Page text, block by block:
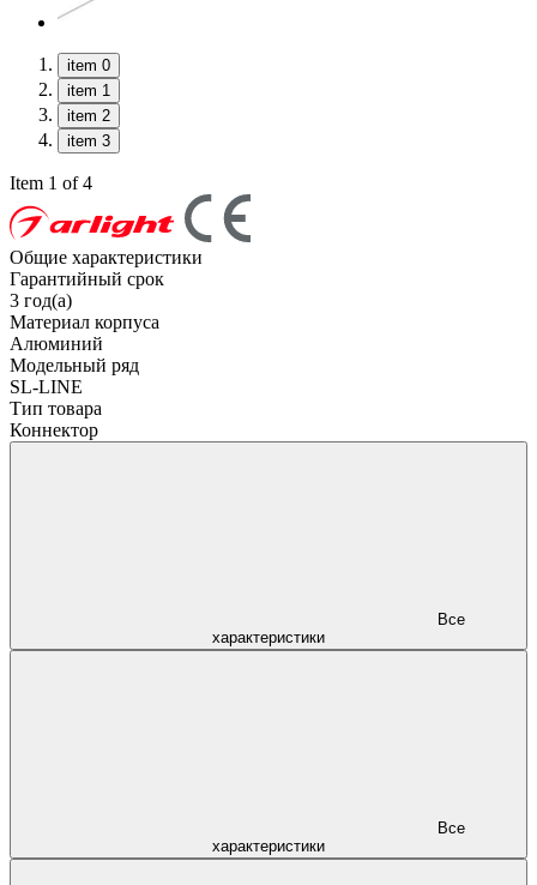
item 0
item 1
item 2
item 3
Item 1 of 4
Общие характеристики
Гарантийный срок
3 год(а)
Материал корпуса
Алюминий
Модельный ряд
SL-LINE
Тип товара
Коннектор
характеристики
характеристики